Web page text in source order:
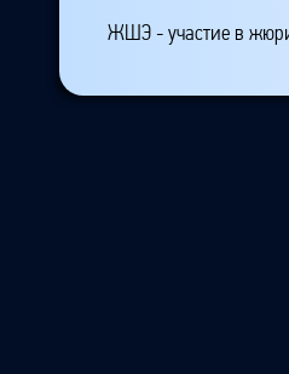
ЖШЭ - участие в